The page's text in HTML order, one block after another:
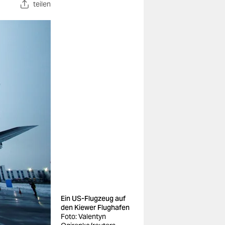
teilen
Ein US-Flugzeug auf
den Kiewer Flughafen
Foto: Valentyn